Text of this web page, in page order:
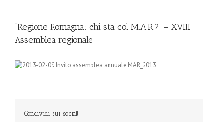
“Regione Romagna: chi sta col M.A.R.?” – XVIII
Assemblea regionale
Condividi sui social!